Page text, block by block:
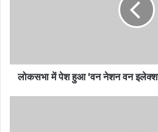
लोकसभा में पेश हुआ 'वन नेशन वन